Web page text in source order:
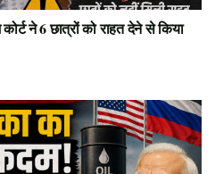
ने 6 छात्रों को राहत देने से किया